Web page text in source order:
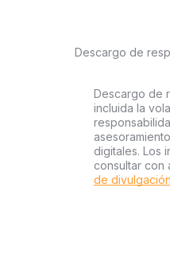
Descargo de
Descargo de
incluida la
digitales. Los
consultar con
de